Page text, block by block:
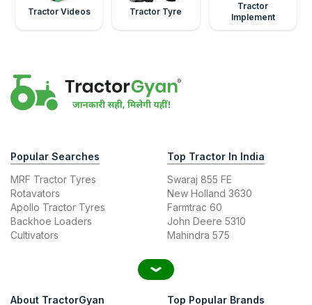
Tractor Videos Tractor Tyre
Tractor
Implement
Popular Searches
MRF Tractor Tyres
Rotavators
Apollo Tractor Tyres
Backhoe Loaders
Cultivators
Top Tractor In India
Swaraj 855 FE
New Holland 3630
Farmtrac 60
John Deere 5310
Mahindra 575
About TractorGyan
Top Popular Brands